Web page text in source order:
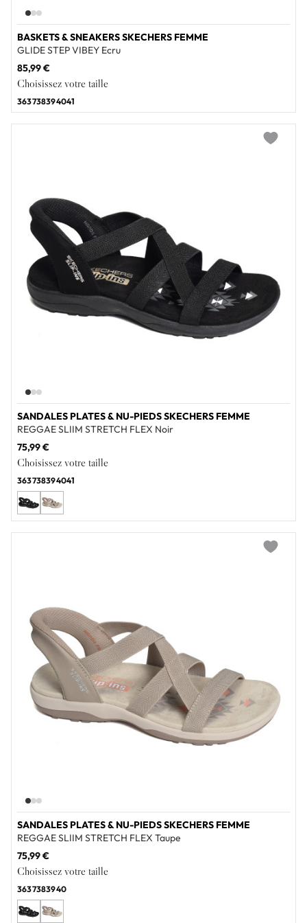
BASKETS & SNEAKERS SKECHERS FEMME
GLIDE STEP VIBEY Ecru
85,99 €
Choisissez votre taille
363738394041
SANDALES PLATES & NU-PIEDS SKECHERS FEMME
REGGAE SLIIM STRETCH FLEX Noir
75,99 €
Choisissez votre taille
363738394041
SANDALES PLATES & NU-PIEDS SKECHERS FEMME
REGGAE SLIIM STRETCH FLEX Taupe
75,99 €
Choisissez votre taille
3637383940